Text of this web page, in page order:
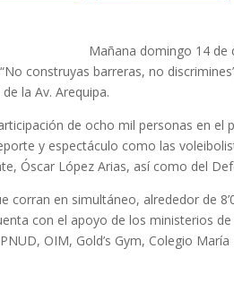
Mañana domingo 14 de
construyas barreras, no
la Av. Arequipa.
de ocho mil personas en el
y espectáculo como las
Óscar López Arias, así como del
corran en simultáneo, alrededor de
con el apoyo de los ministerios
OIM, Gold’s Gym, Colegio